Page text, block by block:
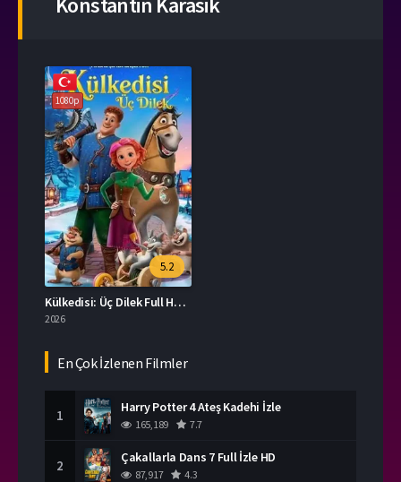
1080p
5.2
Külkedisi: Üç Dilek Full HD İzle
2026
En Çok İzlenen Filmler
1 Harry Potter 4 Ateş Kadehi İzle
165,189 7.7
2 Çakallarla Dans 7 Full İzle HD
87,917 4.3